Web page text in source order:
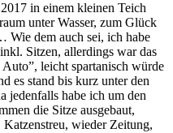
in einem kleinen Teich
unter Wasser, zum Glück
Wie dem auch sei, ich habe
Sitzen, allerdings war das
leicht spartanisch würde
es stand bis kurz unter den
jedenfalls habe ich um den
die Sitze ausgebaut,
wieder Zeitung,